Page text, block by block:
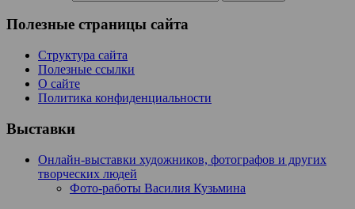
Полезные страницы сайта
Структура сайта
Полезные ссылки
О сайте
Политика конфиденциальности
Выставки
Онлайн-выставки художников, фотографов и других
творческих людей
Фото-работы Василия Кузьмина